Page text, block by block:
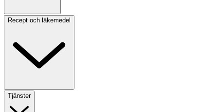
Recept och läkemedel
Tjänster